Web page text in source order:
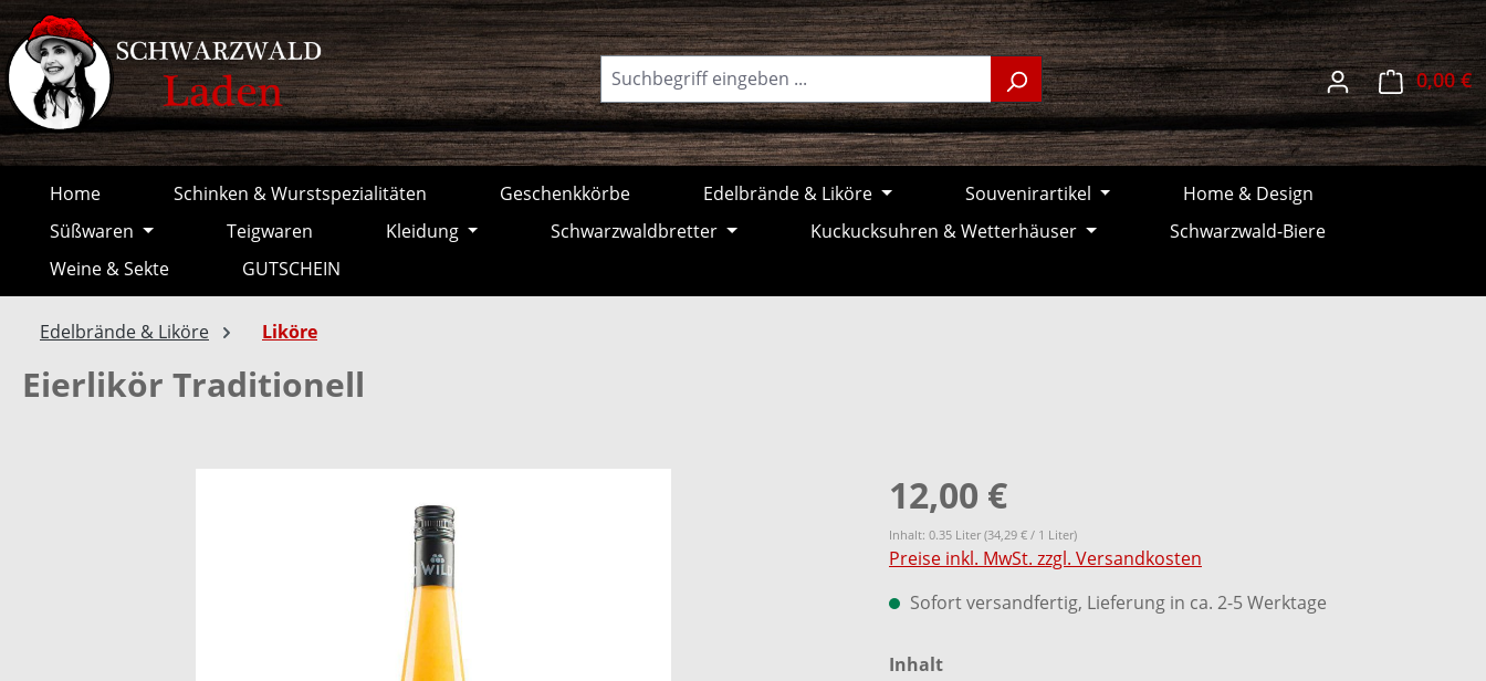
Zur Hauptnavigation springen
0,00 €
Home Schinken & Wurstspezialitäten Geschenkkörbe Edelbrände & Liköre Souvenirartikel
Home & Design
Süßwaren
Teigwaren Kleidung Schwarzwaldbretter Kuckucksuhren & Wetterhäuser
Schwarzwald-Biere
Weine & Sekte
GUTSCHEIN
Edelbrände & Liköre Liköre
Eierlikör Traditionell
12,00 €
Inhalt: 0.35 Liter (34,29 € / 1 Liter)
Preise inkl. MwSt. zzgl. Versandkosten
Sofort versandfertig, Lieferung in ca. 2-5 Werktage
Inhaltauswählen